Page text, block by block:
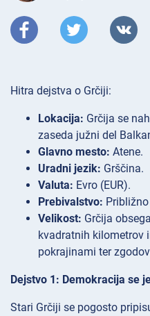
Hitra dejstva o Grčiji:
Lokacija: Grčija se
zaseda južni del
Glavno mesto: Atene.
Uradni jezik: Grščina.
Valuta: Evro (EUR).
Prebivalstvo:
Velikost: Grčija
kvadratnih kilometrov
pokrajinami ter
Dejstvo 1: Demokracija se
Stari Grčiji se pogosto